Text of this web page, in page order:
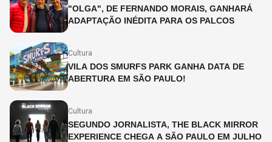
"OLGA", DE FERNANDO MORAIS, GANHARÁ
ADAPTAÇÃO INÉDITA PARA OS PALCOS
Cultura
VILA DOS SMURFS PARK GANHA DATA DE
ABERTURA EM SÃO PAULO!
Cultura
SEGUNDO JORNALISTA, THE BLACK MIRROR
EXPERIENCE CHEGA A SÃO PAULO EM JULHO